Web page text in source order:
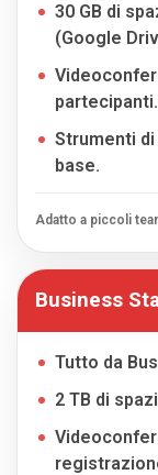
30 GB di
(Google
partecipanti.
Strumenti
base.
Adatto a piccoli
Business
Tutto da
2 TB di